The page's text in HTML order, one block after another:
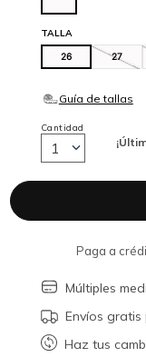
TALLA
26 27
Cantidad
1
Paga a
Múltiples
Envíos
Haz tus